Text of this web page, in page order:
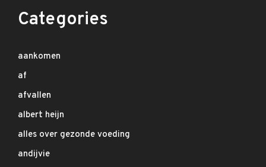
Categories
aankomen
af
afvallen
albert heijn
alles over gezonde voeding
andijvie